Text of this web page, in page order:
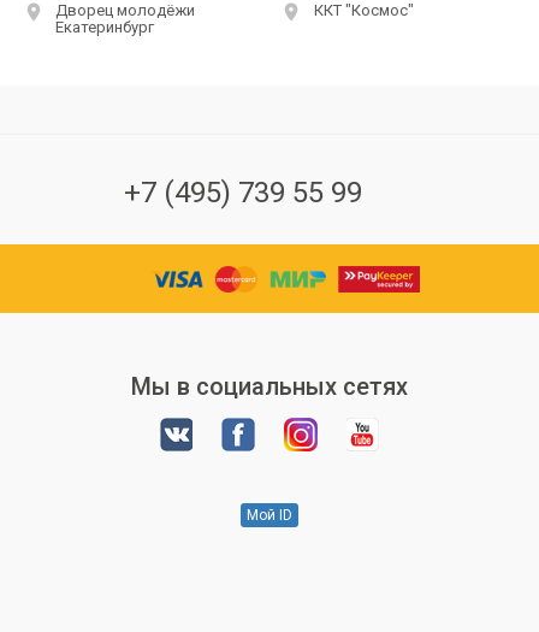
Дворец молодёжи
Екатеринбург
ККТ "Космос"
+7 (495) 739 55 99
Мы в социальных сетях
Мой ID